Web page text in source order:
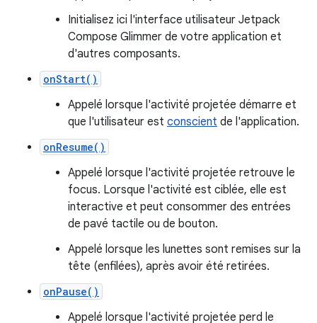
Initialisez ici l'interface utilisateur Jetpack
Compose Glimmer de votre application et
d'autres composants.
onStart()
Appelé lorsque l'activité projetée démarre et
que l'utilisateur est conscient de l'application.
onResume()
Appelé lorsque l'activité projetée retrouve le
focus. Lorsque l'activité est ciblée, elle est
interactive et peut consommer des entrées
de pavé tactile ou de bouton.
Appelé lorsque les lunettes sont remises sur la
tête (enfilées), après avoir été retirées.
onPause()
Appelé lorsque l'activité projetée perd le